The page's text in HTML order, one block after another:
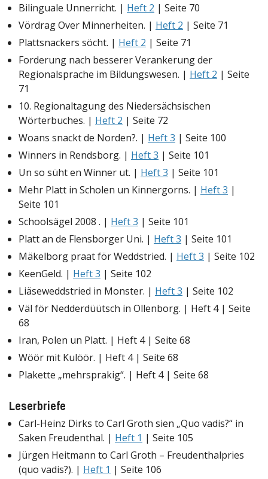
Bilinguale Unnerricht. | Heft 2 | Seite 70
Vördrag Over Minnerheiten. | Heft 2 | Seite 71
Plattsnackers söcht. | Heft 2 | Seite 71
Forderung nach besserer Verankerung der
Regionalsprache im Bildungswesen. | Heft 2 | Seite
71
10. Regionaltagung des Niedersächsischen
Wörterbuches. | Heft 2 | Seite 72
Woans snackt de Norden?. | Heft 3 | Seite 100
Winners in Rendsborg. | Heft 3 | Seite 101
Un so süht en Winner ut. | Heft 3 | Seite 101
Mehr Platt in Scholen un Kinnergorns. | Heft 3 |
Seite 101
Schoolsägel 2008 . | Heft 3 | Seite 101
Platt an de Flensborger Uni. | Heft 3 | Seite 101
Mäkelborg praat för Weddstried. | Heft 3 | Seite 102
KeenGeld. | Heft 3 | Seite 102
Liäseweddstried in Monster. | Heft 3 | Seite 102
Väl för Nedderdüütsch in Ollenborg. | Heft 4 | Seite
68
Iran, Polen un Platt. | Heft 4 | Seite 68
Wöör mit Kulöör. | Heft 4 | Seite 68
Plakette „mehrsprakig“. | Heft 4 | Seite 68
Leserbriefe
Carl-Heinz Dirks to Carl Groth sien „Quo vadis?“ in
Saken Freudenthal. | Heft 1 | Seite 105
Jürgen Heitmann to Carl Groth – Freudenthalpries
(quo vadis?). | Heft 1 | Seite 106